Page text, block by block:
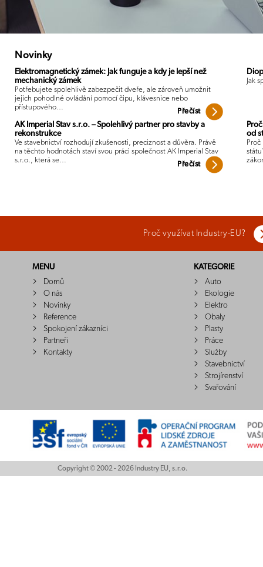
Novinky
Elektromagnetický zámek: Jak funguje a kdy je lepší než
mechanický zámek
Potřebujete spolehlivě zabezpečit dveře, ale zároveň umožnit
jejich pohodlné ovládání pomocí čipu, klávesnice nebo
přístupového…
Přečíst
AK Imperial Stav s.r.o. – Spolehlivý partner pro stavby a
rekonstrukce
Ve stavebnictví rozhodují zkušenosti, preciznost a důvěra. Právě
na těchto hodnotách staví svou práci společnost AK Imperial Stav
s.r.o., která se…
Přečíst
Jak
od
Proč využívat Industry-EU?
MENU
Domů
O nás
Novinky
Reference
Spokojení zákazníci
Partneři
Kontakty
KATEGORIE
Auto
Ekologie
Elektro
Obaly
Plasty
Práce
Služby
Stavebnictví
Strojírenství
Svařování
Copyright © 2002 - 2026 Industry EU, s.r.o.